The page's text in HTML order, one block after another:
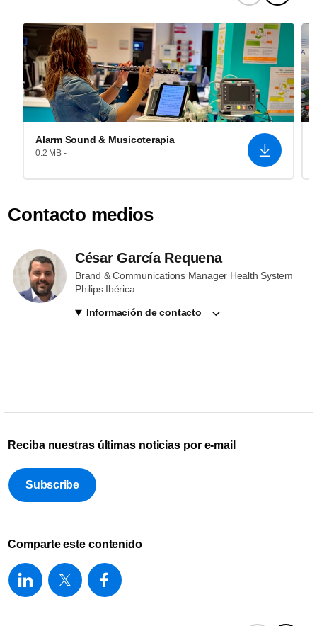
Alarm Sound & Musicoterapia
0.2 MB -
Contacto medios
César García Requena
Brand & Communications Manager Health System
Philips Ibérica
Información de contacto
Reciba nuestras últimas noticias por e-mail
Subscribe
Comparte este contenido